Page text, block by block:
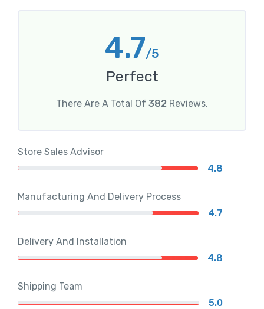
4.7/5
Perfect
There Are A Total Of 382 Reviews.
Store Sales Advisor
4.8
Manufacturing And Delivery Process
4.7
Delivery And Installation
4.8
Shipping Team
5.0